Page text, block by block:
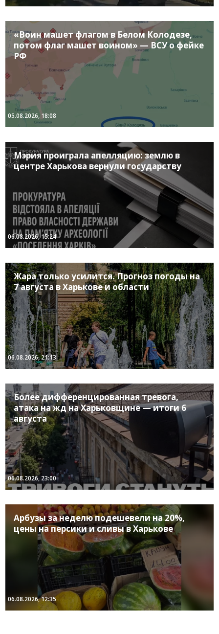
«Воин машет флагом в Белом Колодезе,
потом флаг машет воином» — ВСУ о фейке
РФ
05.08.2026, 18:08
Мэрия проиграла апелляцию: землю в
центре Харькова вернули государству
06.08.2026, 15:24
Жара только усилится. Прогноз погоды на
7 августа в Харькове и области
06.08.2026, 21:13
Более дифференцированная тревога,
атака на жд на Харьковщине — итоги 6
августа
06.08.2026, 23:00
Арбузы за неделю подешевели на 20%,
цены на персики и сливы в Харькове
06.08.2026, 12:35